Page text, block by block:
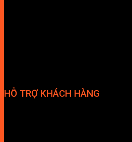
HỖ TRỢ KHÁCH HÀNG